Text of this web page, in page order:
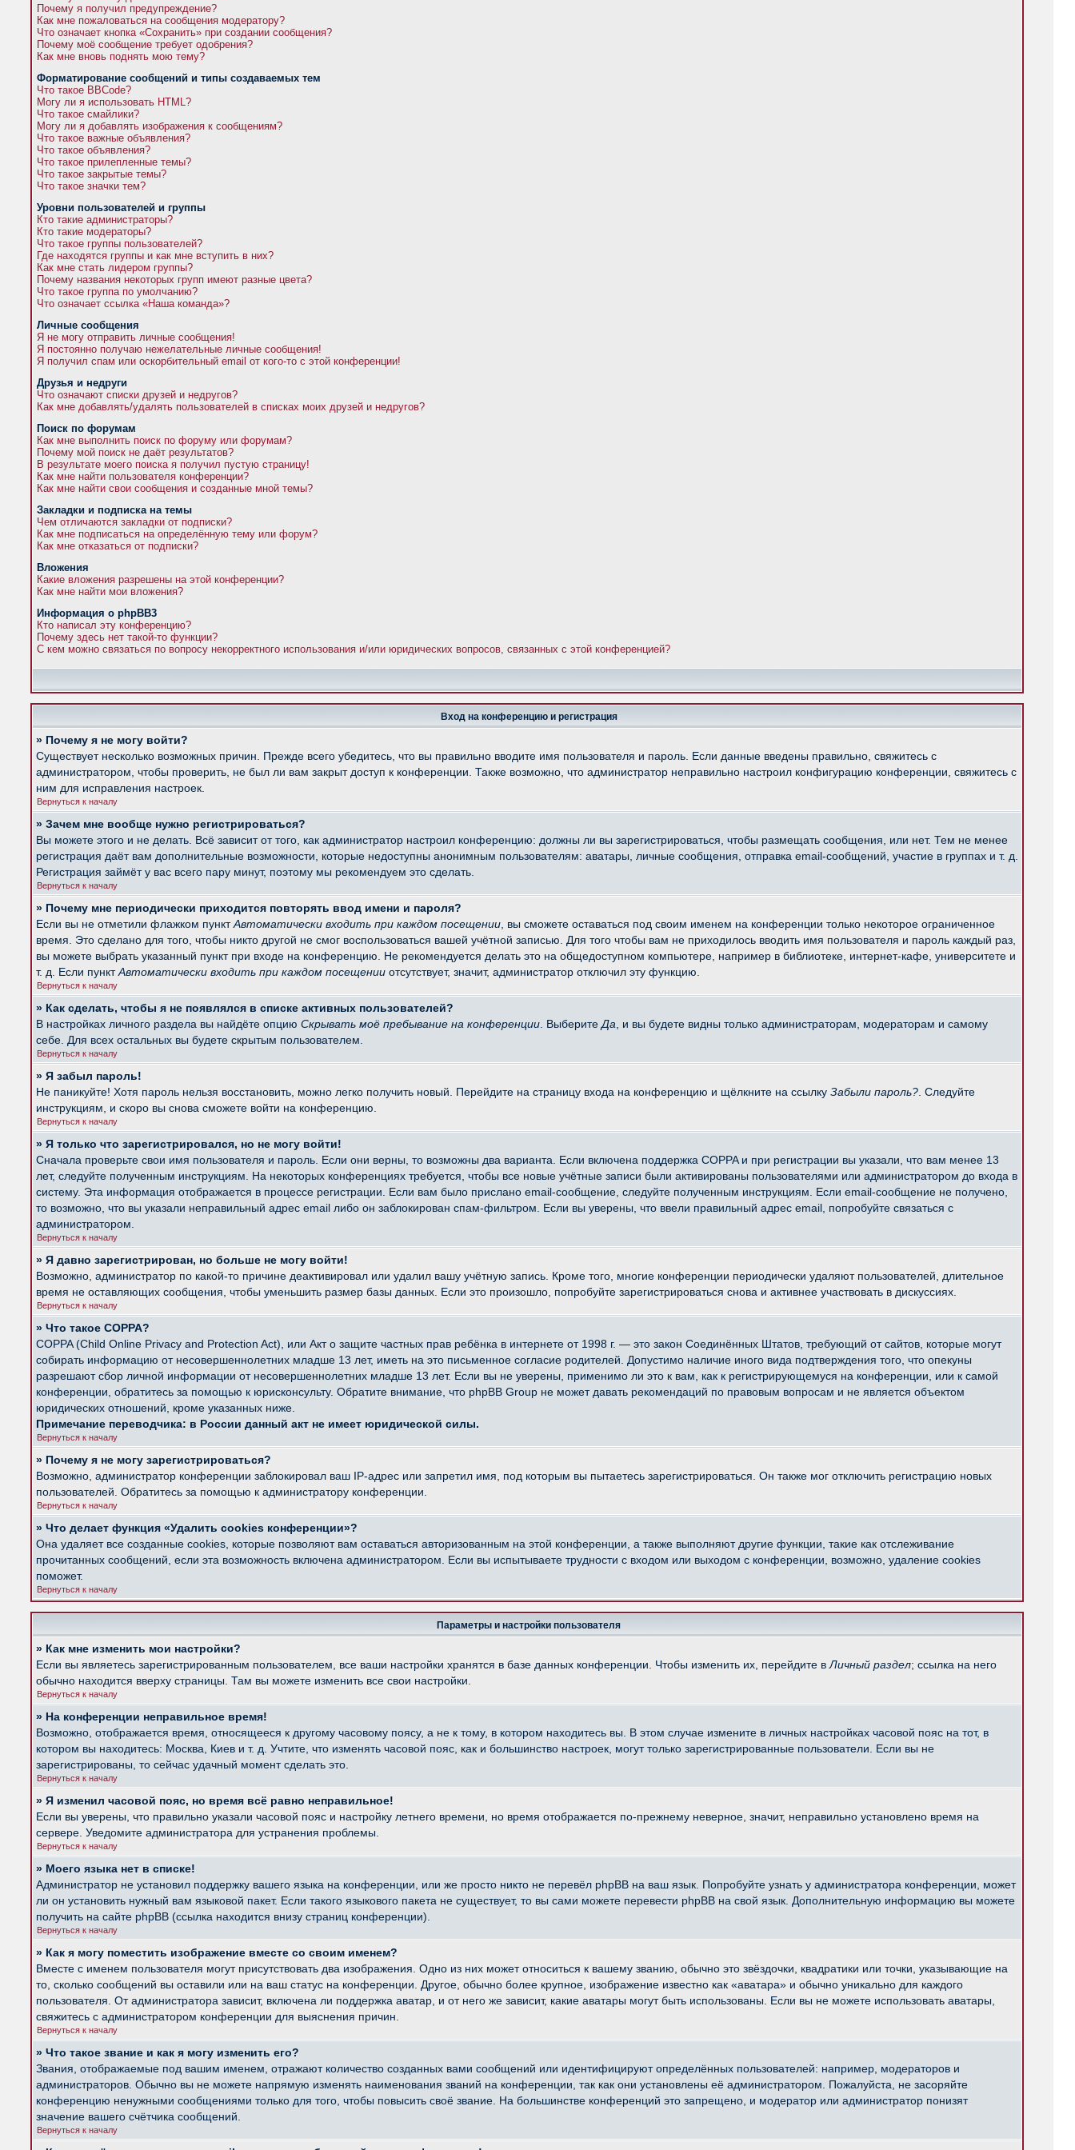
Почему я получил предупреждение?
Как мне пожаловаться на сообщения модератору?
Что означает кнопка «Сохранить» при создании сообщения?
Почему моё сообщение требует одобрения?
Как мне вновь поднять мою тему?
Форматирование сообщений и типы создаваемых тем
Что такое BBCode?
Могу ли я использовать HTML?
Что такое смайлики?
Могу ли я добавлять изображения к сообщениям?
Что такое важные объявления?
Что такое объявления?
Что такое прилепленные темы?
Что такое закрытые темы?
Что такое значки тем?
Уровни пользователей и группы
Кто такие администраторы?
Кто такие модераторы?
Что такое группы пользователей?
Где находятся группы и как мне вступить в них?
Как мне стать лидером группы?
Почему названия некоторых групп имеют разные цвета?
Что такое группа по умолчанию?
Что означает ссылка «Наша команда»?
Личные сообщения
Я не могу отправить личные сообщения!
Я постоянно получаю нежелательные личные сообщения!
Я получил спам или оскорбительный email от кого-то с этой конференции!
Друзья и недруги
Что означают списки друзей и недругов?
Как мне добавлять/удалять пользователей в списках моих друзей и недругов?
Поиск по форумам
Как мне выполнить поиск по форуму или форумам?
Почему мой поиск не даёт результатов?
В результате моего поиска я получил пустую страницу!
Как мне найти пользователя конференции?
Как мне найти свои сообщения и созданные мной темы?
Закладки и подписка на темы
Чем отличаются закладки от подписки?
Как мне подписаться на определённую тему или форум?
Как мне отказаться от подписки?
Вложения
Какие вложения разрешены на этой конференции?
Как мне найти мои вложения?
Информация о phpBB3
Кто написал эту конференцию?
Почему здесь нет такой-то функции?
С кем можно связаться по вопросу некорректного использования и/или юридических вопросов, связанных с этой конференцией?
Вход на конференцию и регистрация
» Почему я не могу войти?
Существует несколько возможных причин. Прежде всего убедитесь, что вы правильно вводите имя пользователя и пароль. Если данные введены правильно, свяжитесь с
администратором, чтобы проверить, не был ли вам закрыт доступ к конференции. Также возможно, что администратор неправильно настроил конфигурацию конференции, свяжитесь с
ним для исправления настроек.
Вернуться к началу
» Зачем мне вообще нужно регистрироваться?
Вы можете этого и не делать. Всё зависит от того, как администратор настроил конференцию: должны ли вы зарегистрироваться, чтобы размещать сообщения, или нет. Тем не менее
регистрация даёт вам дополнительные возможности, которые недоступны анонимным пользователям: аватары, личные сообщения, отправка email-сообщений, участие в группах и т. д.
Регистрация займёт у вас всего пару минут, поэтому мы рекомендуем это сделать.
Вернуться к началу
» Почему мне периодически приходится повторять ввод имени и пароля?
Если вы не отметили флажком пунктАвтоматически входить при каждом посещении , вы сможете оставаться под своим именем на конференции только некоторое ограниченное
время. Это сделано для того, чтобы никто другой не смог воспользоваться вашей учётной записью. Для того чтобы вам не приходилось вводить имя пользователя и пароль каждый раз,
вы можете выбрать указанный пункт при входе на конференцию. Не рекомендуется делать это на общедоступном компьютере, например в библиотеке, интернет-кафе, университете и
т. д. Если пунктАвтоматически входить при каждом посещении отсутствует, значит, администратор отключил эту функцию.
Вернуться к началу
» Как сделать, чтобы я не появлялся в списке активных пользователей?
В настройках личного раздела вы найдёте опцию Скрывать моё пребывание на конференции . Выберите Да , и вы будете видны только администраторам, модераторам и самому
себе. Для всех остальных вы будете скрытым пользователем.
Вернуться к началу
» Я забыл пароль!
Не паникуйте! Хотя пароль нельзя восстановить, можно легко получить новый. Перейдите на страницу входа на конференцию и щёлкните на ссылку Забыли пароль? . Следуйте
инструкциям, и скоро вы снова сможете войти на конференцию.
Вернуться к началу
» Я только что зарегистрировался, но не могу войти!
Сначала проверьте свои имя пользователя и пароль. Если они верны, то возможны два варианта. Если включена поддержка COPPA и при регистрации вы указали, что вам менее 13
лет, следуйте полученным инструкциям. На некоторых конференциях требуется, чтобы все новые учётные записи были активированы пользователями или администратором до входа в
систему. Эта информация отображается в процессе регистрации. Если вам было прислано email-сообщение, следуйте полученным инструкциям. Если email-сообщение не получено,
то возможно, что вы указали неправильный адрес email либо он заблокирован спам-фильтром. Если вы уверены, что ввели правильный адрес email, попробуйте связаться с
администратором.
Вернуться к началу
» Я давно зарегистрирован, но больше не могу войти!
Возможно, администратор по какой-то причине деактивировал или удалил вашу учётную запись. Кроме того, многие конференции периодически удаляют пользователей, длительное
время не оставляющих сообщения, чтобы уменьшить размер базы данных. Если это произошло, попробуйте зарегистрироваться снова и активнее участвовать в дискуссиях.
Вернуться к началу
» Что такое COPPA?
COPPA (Child Online Privacy and Protection Act), или Акт о защите частных прав ребёнка в интернете от 1998 г. — это закон Соединённых Штатов, требующий от сайтов, которые могут
собирать информацию от несовершеннолетних младше 13 лет, иметь на это письменное согласие родителей. Допустимо наличие иного вида подтверждения того, что опекуны
разрешают сбор личной информации от несовершеннолетних младше 13 лет. Если вы не уверены, применимо ли это к вам, как к регистрирующемуся на конференции, или к самой
конференции, обратитесь за помощью к юрисконсульту. Обратите внимание, что phpBB Group не может давать рекомендаций по правовым вопросам и не является объектом
юридических отношений, кроме указанных ниже.
Примечание переводчика: в России данный акт не имеет юридической силы.
Вернуться к началу
» Почему я не могу зарегистрироваться?
Возможно, администратор конференции заблокировал ваш IP-адрес или запретил имя, под которым вы пытаетесь зарегистрироваться. Он также мог отключить регистрацию новых
пользователей. Обратитесь за помощью к администратору конференции.
Вернуться к началу
» Что делает функция «Удалить cookies конференции»?
Она удаляет все созданные cookies, которые позволяют вам оставаться авторизованным на этой конференции, а также выполняют другие функции, такие как отслеживание
прочитанных сообщений, если эта возможность включена администратором. Если вы испытываете трудности с входом или выходом с конференции, возможно, удаление cookies
поможет.
Вернуться к началу
Параметры и настройки пользователя
» Как мне изменить мои настройки?
Если вы являетесь зарегистрированным пользователем, все ваши настройки хранятся в базе данных конференции. Чтобы изменить их, перейдите в Личный раздел; ссылка на него
обычно находится вверху страницы. Там вы можете изменить все свои настройки.
Вернуться к началу
» На конференции неправильное время!
Возможно, отображается время, относящееся к другому часовому поясу, а не к тому, в котором находитесь вы. В этом случае измените в личных настройках часовой пояс на тот, в
котором вы находитесь: Москва, Киев и т. д. Учтите, что изменять часовой пояс, как и большинство настроек, могут только зарегистрированные пользователи. Если вы не
зарегистрированы, то сейчас удачный момент сделать это.
Вернуться к началу
» Я изменил часовой пояс, но время всё равно неправильное!
Если вы уверены, что правильно указали часовой пояс и настройку летнего времени, но время отображается по-прежнему неверное, значит, неправильно установлено время на
сервере. Уведомите администратора для устранения проблемы.
Вернуться к началу
» Моего языка нет в списке!
Администратор не установил поддержку вашего языка на конференции, или же просто никто не перевёл phpBB на ваш язык. Попробуйте узнать у администратора конференции, может
ли он установить нужный вам языковой пакет. Если такого языкового пакета не существует, то вы сами можете перевести phpBB на свой язык. Дополнительную информацию вы можете
получить на сайте phpBB (ссылка находится внизу страниц конференции).
Вернуться к началу
» Как я могу поместить изображение вместе со своим именем?
Вместе с именем пользователя могут присутствовать два изображения. Одно из них может относиться к вашему званию, обычно это звёздочки, квадратики или точки, указывающие на
то, сколько сообщений вы оставили или на ваш статус на конференции. Другое, обычно более крупное, изображение известно как «аватара» и обычно уникально для каждого
пользователя. От администратора зависит, включена ли поддержка аватар, и от него же зависит, какие аватары могут быть использованы. Если вы не можете использовать аватары,
свяжитесь с администратором конференции для выяснения причин.
Вернуться к началу
» Что такое звание и как я могу изменить его?
Звания, отображаемые под вашим именем, отражают количество созданных вами сообщений или идентифицируют определённых пользователей: например, модераторов и
администраторов. Обычно вы не можете напрямую изменять наименования званий на конференции, так как они установлены её администратором. Пожалуйста, не засоряйте
конференцию ненужными сообщениями только для того, чтобы повысить своё звание. На большинстве конференций это запрещено, и модератор или администратор понизят
значение вашего счётчика сообщений.
Вернуться к началу